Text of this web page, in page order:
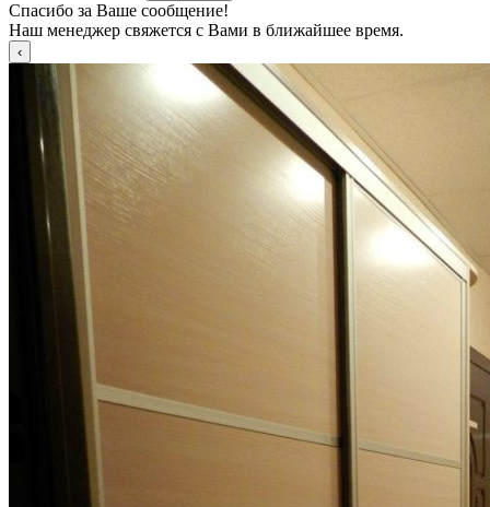
Спасибо за Ваше сообщение!
Наш менеджер свяжется с Вами в ближайшее время.